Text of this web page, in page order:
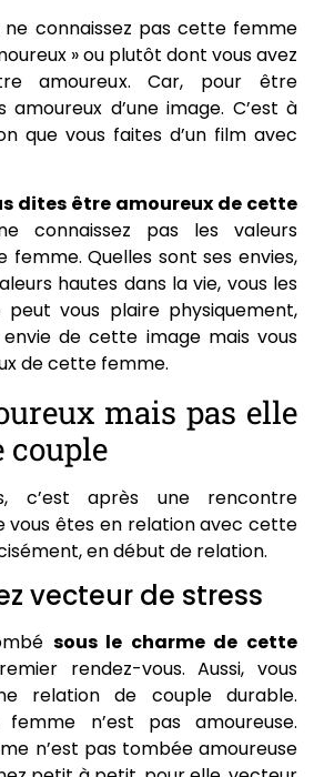
ne connaissez pas cette femme
» ou plutôt dont vous avez
amoureux. Car, pour être
amoureux d’une image. C’est à
que vous faites d’un film avec
dites être amoureux de cette
connaissez pas les valeurs
Quelles sont ses envies,
hautes dans la vie, vous les
vous plaire physiquement,
de cette image mais vous
de cette femme.
mais pas elle
couple
c’est après une rencontre
vous êtes en relation avec cette
en début de relation.
vecteur de stress
sous le charme de cette
rendez-vous. Aussi, vous
relation de couple durable.
n’est pas amoureuse.
n’est pas tombée amoureuse